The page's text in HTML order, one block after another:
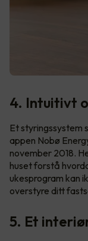
4. Intuitivt
Et styringssystem
appen Nobø
november 2018.
huset forstå
ukesprogram kan
overstyre ditt
5. Et